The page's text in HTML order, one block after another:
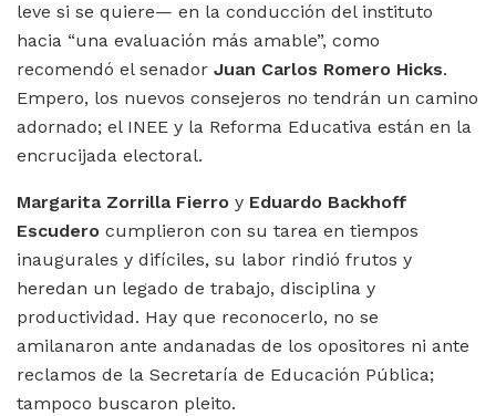
leve si se quiere— en la conducción del instituto
hacia “una evaluación más amable”, como
recomendó el senador Juan Carlos Romero Hicks.
Empero, los nuevos consejeros no tendrán un camino
adornado; el INEE y la Reforma Educativa están en la
encrucijada electoral.
Margarita Zorrilla Fierro y Eduardo Backhoff
Escudero cumplieron con su tarea en tiempos
inaugurales y difíciles, su labor rindió frutos y
heredan un legado de trabajo, disciplina y
productividad. Hay que reconocerlo, no se
amilanaron ante andanadas de los opositores ni ante
reclamos de la Secretaría de Educación Pública;
tampoco buscaron pleito.